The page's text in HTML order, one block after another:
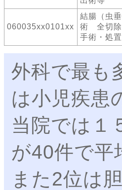
060035xx0101xx
結腸（虫
術 全切除
手術・処
外科で最も
は小児疾患
当院では１
が40件で平
また2位は